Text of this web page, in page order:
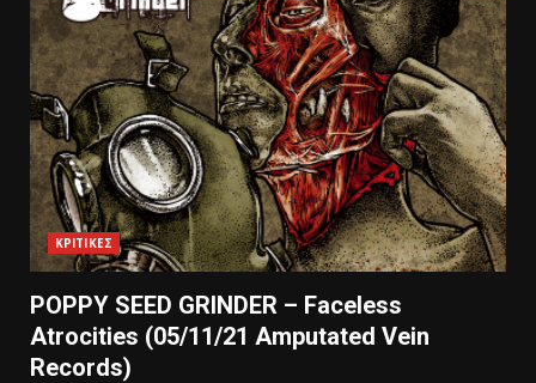
ΚΡΙΤΙΚΕΣ
POPPY SEED GRINDER – Faceless
Atrocities (05/11/21 Amputated Vein
Records)